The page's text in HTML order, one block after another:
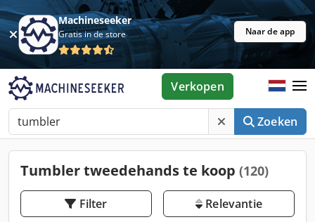
Machineseeker
Gratis in de store Naar de app
Zoeken
Verkopen
Tumbler tweedehands te koop (120)
Filter Relevantie